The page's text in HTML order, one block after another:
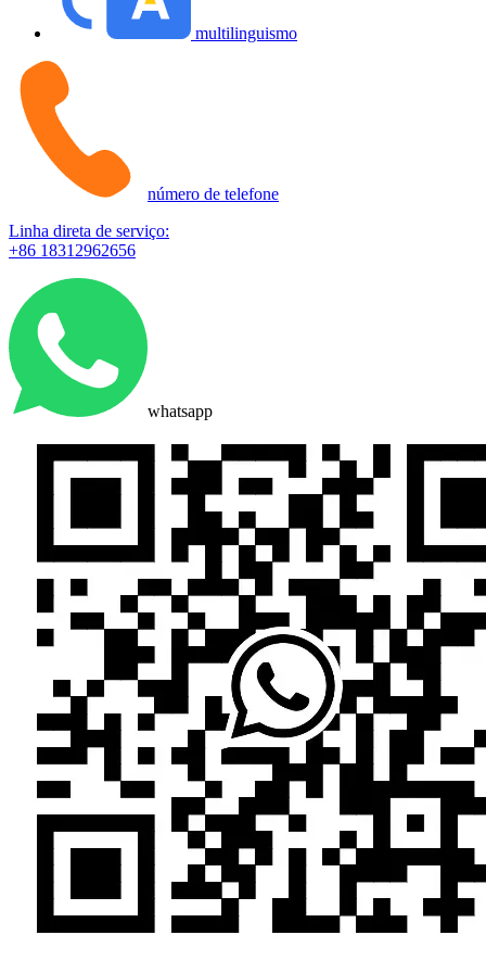
multilinguismo
número de telefone
Linha direta de serviço:
+86 18312962656
whatsapp